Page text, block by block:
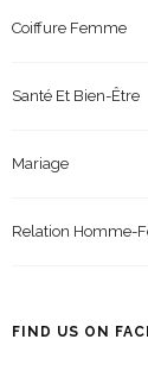
Coiffure Femme
Santé Et Bien-Être
Mariage
Relation Homme-
FIND US ON